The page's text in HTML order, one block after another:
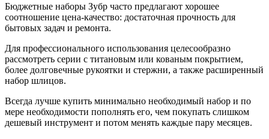
Бюджетные наборы Зубр часто предлагают хорошее
соотношение цена-качество: достаточная прочность для
бытовых задач и ремонта.
Для профессионального использования целесообразно
рассмотреть серии с титановым или кованым покрытием,
более долговечные рукоятки и стержни, а также расширенный
набор шлицов.
Всегда лучше купить минимально необходимый набор и по
мере необходимости пополнять его, чем покупать слишком
дешевый инструмент и потом менять каждые пару месяцев.